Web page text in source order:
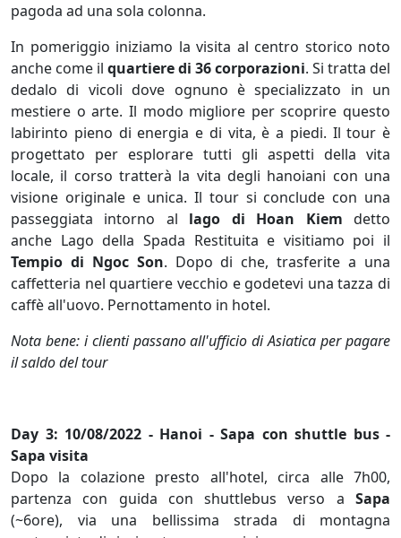
pagoda ad una sola colonna.
In pomeriggio iniziamo la visita al centro storico noto
anche come il quartiere di 36 corporazioni. Si tratta del
dedalo di vicoli dove ognuno è specializzato in un
mestiere o arte. Il modo migliore per scoprire questo
labirinto pieno di energia e di vita, è a piedi. Il tour è
progettato per esplorare tutti gli aspetti della vita
locale, il corso tratterà la vita degli hanoiani con una
visione originale e unica. Il tour si conclude con una
passeggiata intorno al lago di Hoan Kiem detto
anche Lago della Spada Restituita e visitiamo poi il
Tempio di Ngoc Son. Dopo di che, trasferite a una
caffetteria nel quartiere vecchio e godetevi una tazza di
caffè all'uovo. Pernottamento in hotel.
Nota bene: i clienti passano all'ufficio di Asiatica per pagare
il saldo del tour
Day 3: 10/08/2022 - Hanoi - Sapa con shuttle bus -
Sapa visita
Dopo la colazione presto all'hotel, circa alle 7h00,
partenza con guida con shuttlebus verso a Sapa
(~6ore), via una bellissima strada di montagna